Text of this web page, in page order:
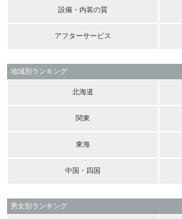
設備・内装の質
アフターサービス
地域別ランキング
北海道
関東
東海
中国・四国
男女別ランキング